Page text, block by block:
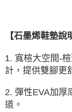
【石墨烯鞋墊說
1. 寬楦大空間-
計，提供雙腳更
2. 彈性EVA加厚
道。